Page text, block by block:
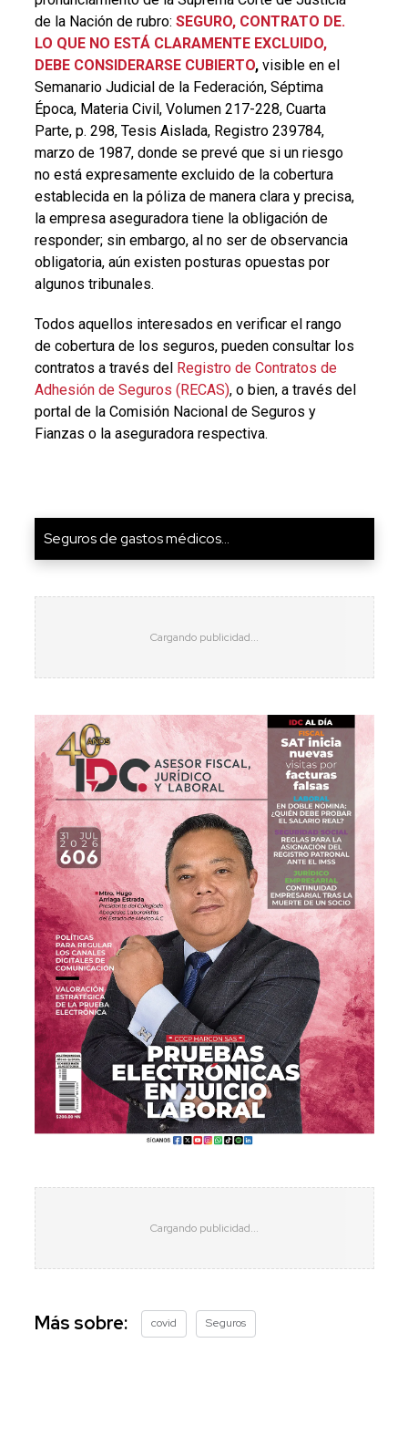
de la Nación de rubro: SEGURO, CONTRATO DE.
LO QUE NO ESTÁ CLARAMENTE EXCLUIDO,
DEBE CONSIDERARSE CUBIERTO, visible en el
Semanario Judicial de la Federación, Séptima
Época, Materia Civil, Volumen 217-228, Cuarta
Parte, p. 298, Tesis Aislada, Registro 239784,
marzo de 1987, donde se prevé que si un riesgo
no está expresamente excluido de la cobertura
establecida en la póliza de manera clara y precisa,
la empresa aseguradora tiene la obligación de
responder; sin embargo, al no ser de observancia
obligatoria, aún existen posturas opuestas por
algunos tribunales.
Todos aquellos interesados en verificar el rango
de cobertura de los seguros, pueden consultar los
contratos a través del Registro de Contratos de
Adhesión de Seguros (RECAS), o bien, a través del
portal de la Comisión Nacional de Seguros y
Fianzas o la aseguradora respectiva.
Seguros de gastos médicos...
Más sobre: covid Seguros